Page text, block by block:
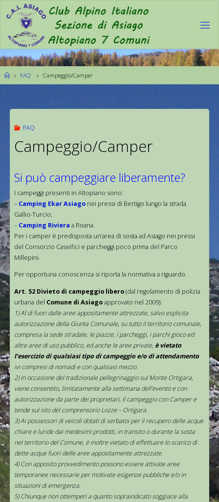
FAQ Campeggio/Camper
FAQ
Campeggio/Camper
Si può campeggiare liberamente?
I campeggi presenti in Altopiano sono:
– Camping Ekar Asiago nei pressi di Bertigo lungo la strada
Gallio-Turcio;
– Camping Riviera a Roana.
Per i camper è predisposta un’area di sosta ad Asiago nei pressi
del Consorzio Caseifici e parcheggi poco prima del Parco
Millepini.
Per opportuna conoscenza si riporta la normativa a riguardo.
Art. 52 Divieto di campeggio libero(dal regolamento di polizia
urbana del Comune di Asiagoapprovato nel 2009):
1) Al di fuori dalle aree appositamente attrezzate, salvo esplicita
autorizzazione della Giunta Comunale, su tutto il territorio comunale,
compresa la sede stradale, le piazze, i parcheggi, i parchi gioco ed
altre aree di uso pubblico, ed anche le aree private, è vietato
l’esercizio di qualsiasi tipo di campeggio e/o di attendamento
ivi compresi di nomadi e con qualsiasi mezzo.
2) In occasione del tradizionale pellegrinaggio sul Monte Ortigara,
viene consentito, limitatamente alla settimana dell’evento e con
autorizzazione da parte dei proprietari, il campeggio con Camper e
tende sul sito del comprensorio Lozze – Ortigara.
3) Ai possessori di veicoli dotati di serbatoi per il recupero delle acque
chiare e luride dai medesimi prodotti, in transito o durante la sosta
nel territorio del Comune, è inoltre vietato di effettuare lo scarico di
dette acque fuori delle aree appositamente attrezzate.
4) Con apposito provvedimento possono essere attivate aree
temporanee necessarie per motivate esigenze pubbliche e/o in
situazioni di emergenza.
5) Chiunque non ottemperi a quanto sopraindicato soggiace alla